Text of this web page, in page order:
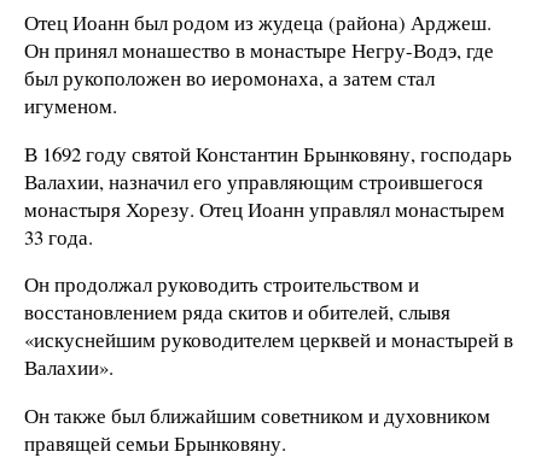
Отец Иоанн был родом из жудеца (района) Арджеш.
Он принял монашество в монастыре Негру-Водэ, где
был рукоположен во иеромонаха, а затем стал
игуменом.
В 1692 году святой Константин Брынковяну, господарь
Валахии, назначил его управляющим строившегося
монастыря Хорезу. Отец Иоанн управлял монастырем
33 года.
Он продолжал руководить строительством и
восстановлением ряда скитов и обителей, слывя
«искуснейшим руководителем церквей и монастырей в
Валахии».
Он также был ближайшим советником и духовником
правящей семьи Брынковяну.